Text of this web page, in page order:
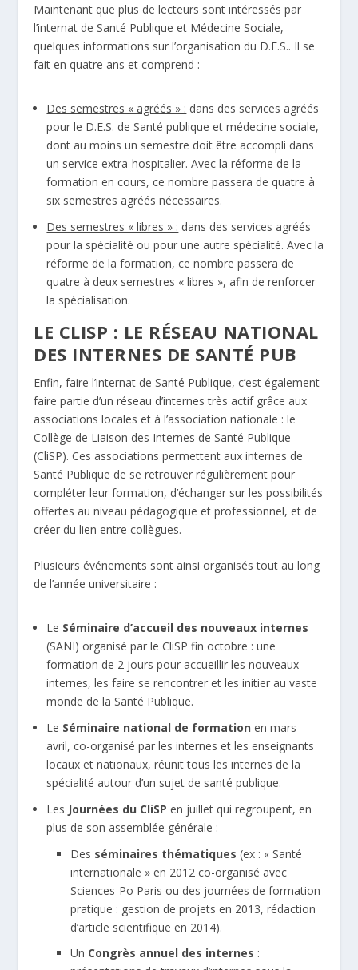
Maintenant que plus de lecteurs sont intéressés par
l’internat de Santé Publique et Médecine Sociale,
quelques informations sur l’organisation du D.E.S.. Il se
fait en quatre ans et comprend :
Des semestres « agréés » : dans des services agréés
pour le D.E.S. de Santé publique et médecine sociale,
dont au moins un semestre doit être accompli dans
un service extra-hospitalier. Avec la réforme de la
formation en cours, ce nombre passera de quatre à
six semestres agréés nécessaires.
Des semestres « libres » : dans des services agréés
pour la spécialité ou pour une autre spécialité. Avec la
réforme de la formation, ce nombre passera de
quatre à deux semestres « libres », afin de renforcer
la spécialisation.
LE CLISP : LE RÉSEAU NATIONAL
DES INTERNES DE SANTÉ PUB
Enfin, faire l’internat de Santé Publique, c’est également
faire partie d’un réseau d’internes très actif grâce aux
associations locales et à l’association nationale : le
Collège de Liaison des Internes de Santé Publique
(CliSP). Ces associations permettent aux internes de
Santé Publique de se retrouver régulièrement pour
compléter leur formation, d’échanger sur les possibilités
offertes au niveau pédagogique et professionnel, et de
créer du lien entre collègues.
Plusieurs événements sont ainsi organisés tout au long
de l’année universitaire :
Le Séminaire d’accueil des nouveaux internes
(SANI) organisé par le CliSP fin octobre : une
formation de 2 jours pour accueillir les nouveaux
internes, les faire se rencontrer et les initier au vaste
monde de la Santé Publique.
Le Séminaire national de formation en mars-
avril, co-organisé par les internes et les enseignants
locaux et nationaux, réunit tous les internes de la
spécialité autour d’un sujet de santé publique.
Les Journées du CliSP en juillet qui regroupent, en
plus de son assemblée générale :
Des séminaires thématiques (ex : « Santé
internationale » en 2012 co-organisé avec
Sciences-Po Paris ou des journées de formation
pratique : gestion de projets en 2013, rédaction
d’article scientifique en 2014).
Un Congrès annuel des internes :